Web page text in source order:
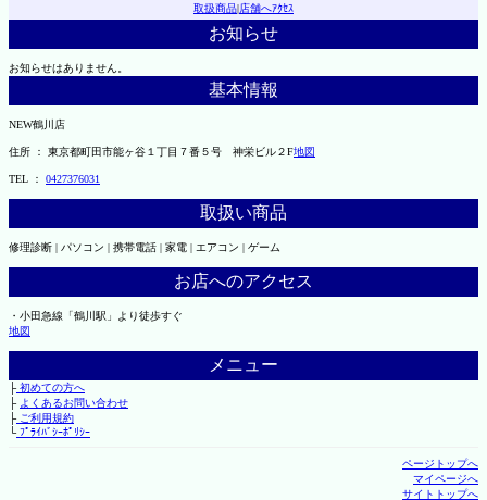
取扱商品|店舗へｱｸｾｽ
お知らせ
お知らせはありません。
基本情報
NEW鶴川店
住所 ： 東京都町田市能ヶ谷１丁目７番５号 神栄ビル２F地図
TEL ： 0427376031
取扱い商品
修理診断 | パソコン | 携帯電話 | 家電 | エアコン | ゲーム
お店へのアクセス
・小田急線「鶴川駅」より徒歩すぐ
地図
メニュー
├初めての方へ
├ よくあるお問い合わせ
├ご利用規約
└ﾌﾟﾗｲﾊﾞｼｰﾎﾟﾘｼｰ
ページトップへ
マイページへ
サイトトップへ